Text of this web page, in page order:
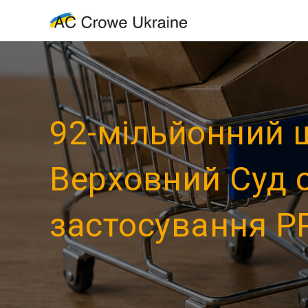
92-мільйонний
Верховний Суд
застосування